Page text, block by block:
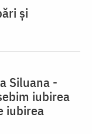
și
Siluana -
iubirea
iubirea